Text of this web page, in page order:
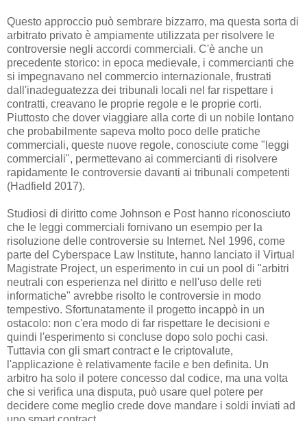
Questo approccio può sembrare bizzarro, ma questa sorta di
arbitrato privato è ampiamente utilizzata per risolvere le
controversie negli accordi commerciali. C'è anche un
precedente storico: in epoca medievale, i commercianti che
si impegnavano nel commercio internazionale, frustrati
dall'inadeguatezza dei tribunali locali nel far rispettare i
contratti, creavano le proprie regole e le proprie corti.
Piuttosto che dover viaggiare alla corte di un nobile lontano
che probabilmente sapeva molto poco delle pratiche
commerciali, queste nuove regole, conosciute come "leggi
commerciali", permettevano ai commercianti di risolvere
rapidamente le controversie davanti ai tribunali competenti
(Hadfield 2017).
Studiosi di diritto come Johnson e Post hanno riconosciuto
che le leggi commerciali fornivano un esempio per la
risoluzione delle controversie su Internet. Nel 1996, come
parte del Cyberspace Law Institute, hanno lanciato il Virtual
Magistrate Project, un esperimento in cui un pool di "arbitri
neutrali con esperienza nel diritto e nell'uso delle reti
informatiche" avrebbe risolto le controversie in modo
tempestivo. Sfortunatamente il progetto incappò in un
ostacolo: non c'era modo di far rispettare le decisioni e
quindi l'esperimento si concluse dopo solo pochi casi.
Tuttavia con gli smart contract e le criptovalute,
l'applicazione è relativamente facile e ben definita. Un
arbitro ha solo il potere concesso dal codice, ma una volta
che si verifica una disputa, può usare quel potere per
decidere come meglio crede dove mandare i soldi inviati ad